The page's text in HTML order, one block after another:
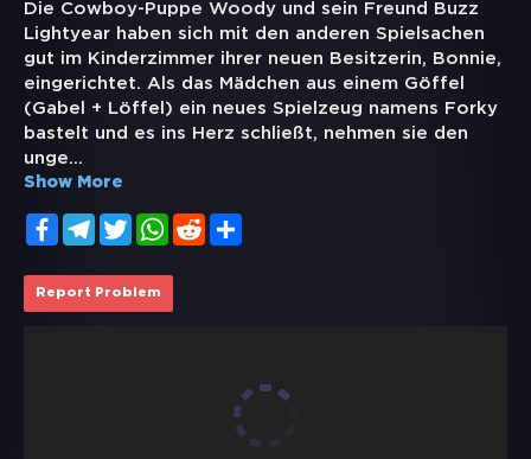
Die Cowboy-Puppe Woody und sein Freund Buzz
Lightyear haben sich mit den anderen Spielsachen
gut im Kinderzimmer ihrer neuen Besitzerin, Bonnie,
eingerichtet. Als das Mädchen aus einem Göffel
(Gabel + Löffel) ein neues Spielzeug namens Forky
bastelt und es ins Herz schließt, nehmen sie den
unge...
Show More
FacebookTelegramTwitterWhatsApp
Reddit
Report Problem